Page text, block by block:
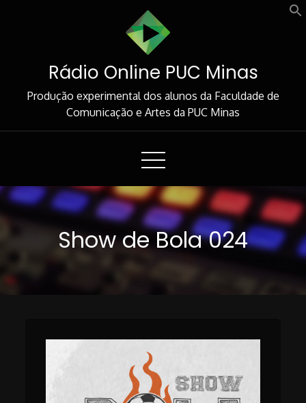
Rádio Online PUC Minas
Produção experimental dos alunos da Faculdade de
Comunicação e Artes da PUC Minas
Show de Bola 024